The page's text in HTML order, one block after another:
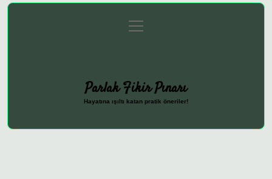
Gizlilik Politikası
menüyü
aç
Parlak Fikir Pınarı
Hayatına ışıltı katan pratik öneriler!